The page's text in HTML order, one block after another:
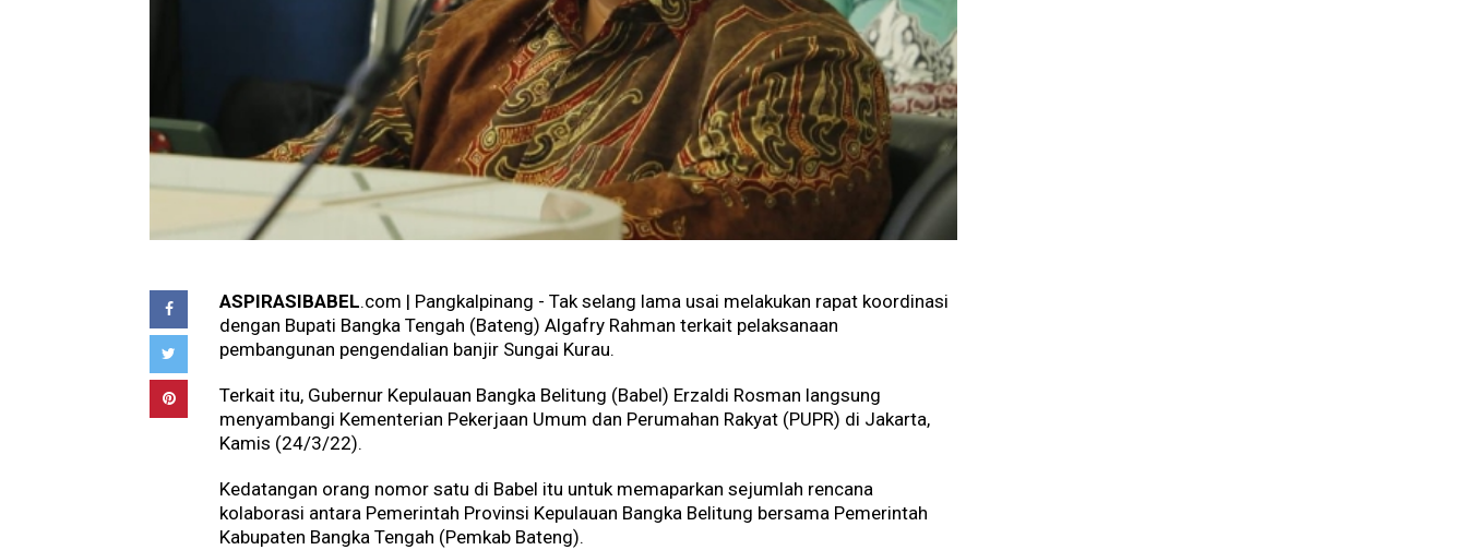
ASPIRASIBABEL.com | Pangkalpinang - Tak selang lama usai melakukan rapat koordinasi
dengan Bupati Bangka Tengah (Bateng) Algafry Rahman terkait pelaksanaan
pembangunan pengendalian banjir Sungai Kurau.
Terkait itu, Gubernur Kepulauan Bangka Belitung (Babel) Erzaldi Rosman langsung
menyambangi Kementerian Pekerjaan Umum dan Perumahan Rakyat (PUPR) di Jakarta,
Kamis (24/3/22).
Kedatangan orang nomor satu di Babel itu untuk memaparkan sejumlah rencana
kolaborasi antara Pemerintah Provinsi Kepulauan Bangka Belitung bersama Pemerintah
Kabupaten Bangka Tengah (Pemkab Bateng).